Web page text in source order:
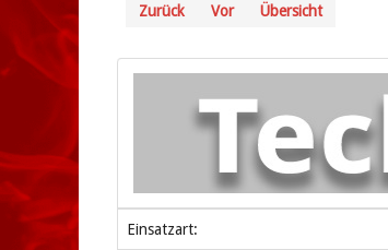
Zurück Vor Übersicht
Einsatzart: